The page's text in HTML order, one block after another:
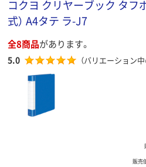
コクヨ クリヤーブック タフ
式） A4タテ ラ-J7
全8商品があります。
5.0 （バリエーション中
販売